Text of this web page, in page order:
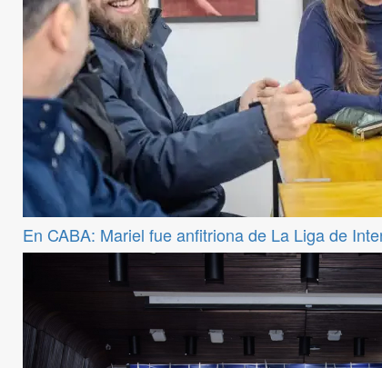
En CABA: Mariel fue anfitriona de La Liga de